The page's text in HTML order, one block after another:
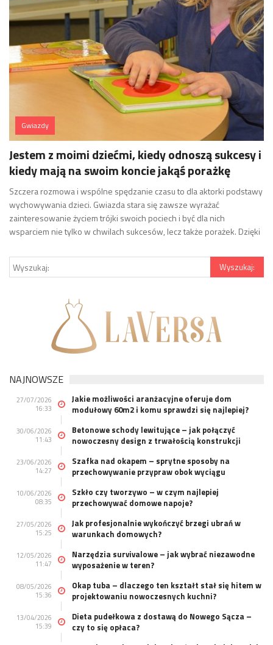
Gwiazdy
Jestem z moimi dziećmi, kiedy odnoszą sukcesy i
kiedy mają na swoim koncie jakąś porażkę
Szczera rozmowa i wspólne spędzanie czasu to dla aktorki podstawy
wychowywania dzieci. Gwiazda stara się zawsze wyrażać
zainteresowanie życiem trójki swoich pociech i być dla nich
wsparciem nie tylko w chwilach sukcesów, lecz także porażek. Dzięki
NAJNOWSZE
27/07/2026
16:33
Jakie możliwości aranżacyjne oferuje dom
modułowy 60m2 i komu sprawdzi się najlepiej?
30/06/2026
11:43
Betonowe schody lewitujące – jak połączyć
nowoczesny design z trwałością konstrukcji
23/06/2026
14:27
Szafka nad okapem – sprytne sposoby na
przechowywanie przypraw obok wyciągu
10/06/2026
08:35
Szkło czy tworzywo – w czym najlepiej
przechowywać domowe napoje?
27/05/2026
15:25
Jak profesjonalnie wykończyć brzegi ubrań w
warunkach domowych?
12/05/2026
11:47
Narzędzia survivalowe – jak wybrać niezawodne
wyposażenie w teren?
08/05/2026
15:36
Okap tuba – dlaczego ten kształt stał się hitem w
projektowaniu nowoczesnych kuchni?
13/04/2026
15:39
Dieta pudełkowa z dostawą do Nowego Sącza –
czy to się opłaca?